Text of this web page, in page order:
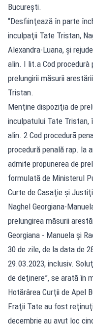
Bucureşti.
“Desfiinţează în parte
inculpaţii Tate Tristan,
Alexandra-Luana, şi
alin. I lit.a Cod
prelungirii măsurii
Tristan.
Menţine dispoziţia de
inculpatului Tate Tristan,
alin. 2 Cod procedurã
procedură penală rap. la
admite propunerea de
formulată de Ministerul
Curte de Casaţie şi
Naghel Georgiana-
prelungirea măsurii
Georgiana - Manuela şi
30 de zile, de la data de
29.03.2023, inclusiv.
de deţinere”, se arată în
Hotărârea Curţii de Apel
Fraţii Tate au fost
decembrie au avut loc